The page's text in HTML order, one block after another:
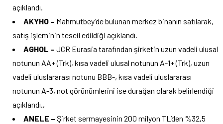
açıklandı.
AKYHO – Mahmutbey’de bulunan merkez binanın satılarak,
satış işleminin tescil edildiği açıklandı.
AGHOL – JCR Eurasia tarafından şirketin uzun vadeli ulusal
notunun AA+ (Trk), kısa vadeli ulusal notunun A-1+ (Trk), uzun
vadeli uluslararası notunu BBB-, kısa vadeli uluslararası
notunun A-3, not görünümlerini ise durağan olarak belirlendiği
açıklandı.,
ANELE – Şirket sermayesinin 200 milyon TL’den %32,5